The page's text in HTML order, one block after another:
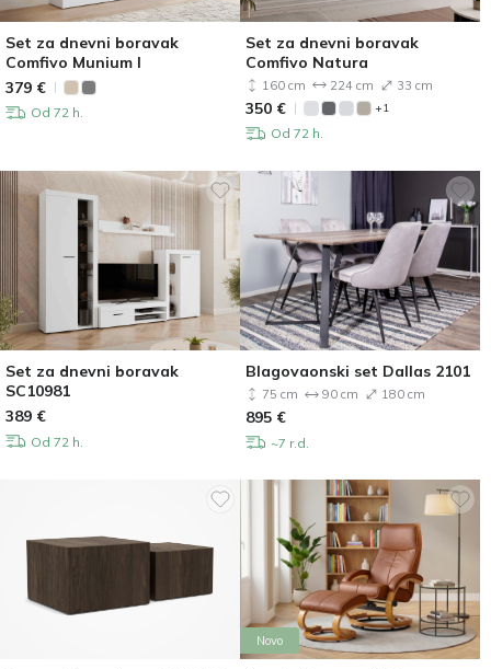
Set za dnevni boravak
Comfivo Munium I
379 €
Od 72 h.
Set za dnevni boravak
Comfivo Natura
160 cm 224 cm 33 cm
350 € +1
Od 72 h.
Set za dnevni boravak
SC10981
389 €
Od 72 h.
Blagovaonski set Dallas 2101
75 cm 90 cm 180 cm
895 €
~7 r.d.
Novo